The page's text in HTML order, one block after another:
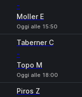
-
Moller E
Oggi alle 15:50
Taberner C
-
Topo M
Oggi alle 18:00
Piros Z